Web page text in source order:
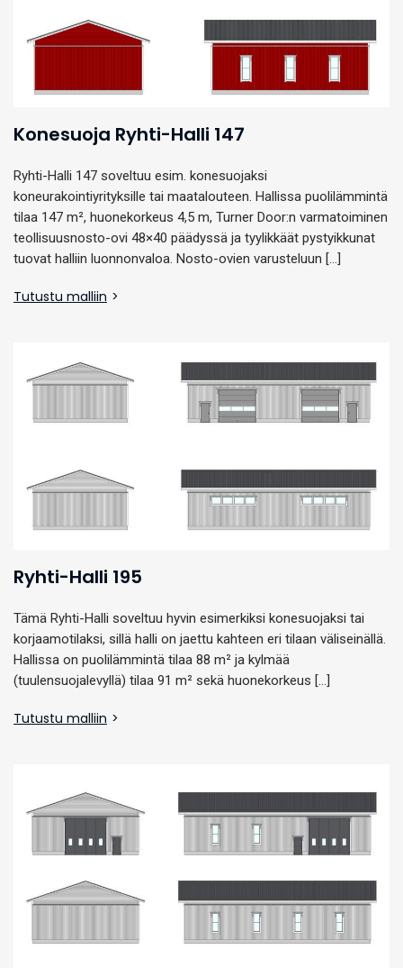
Konesuoja Ryhti-Halli 147
Ryhti-Halli 147 soveltuu esim. konesuojaksi
koneurakointiyrityksille tai maatalouteen. Hallissa puolilämmintä
tilaa 147 m², huonekorkeus 4,5 m, Turner Door:n varmatoiminen
teollisuusnosto-ovi 48×40 päädyssä ja tyylikkäät pystyikkunat
tuovat halliin luonnonvaloa. Nosto-ovien varusteluun […]
Tutustu malliin
Ryhti-Halli 195
Tämä Ryhti-Halli soveltuu hyvin esimerkiksi konesuojaksi tai
korjaamotilaksi, sillä halli on jaettu kahteen eri tilaan väliseinällä.
Hallissa on puolilämmintä tilaa 88 m² ja kylmää
(tuulensuojalevyllä) tilaa 91 m² sekä huonekorkeus […]
Tutustu malliin